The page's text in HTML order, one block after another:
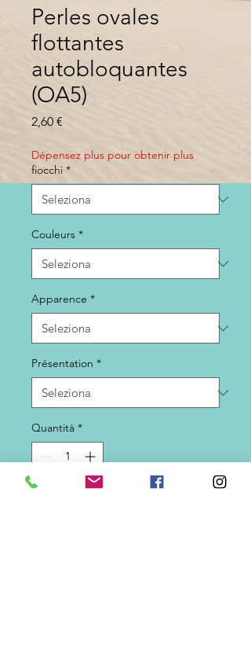
Perles ovales
flottantes
autobloquantes
(OA5)
2,60 €
Dépensez plus pour obtenir plus
fiocchi *
Couleurs *
Apparence *
Présentation *
Quantità *